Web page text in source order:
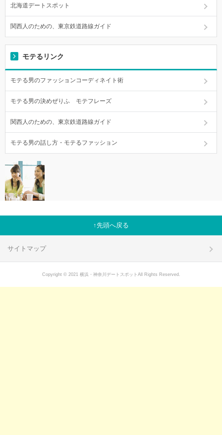
北海道デートスポット
関西人のための、東京鉄道路線ガイド
モテるリンク
モテる男のファッションコーディネイト術
モテる男の決めぜりふ モテフレーズ
関西人のための、東京鉄道路線ガイド
モテる男の話し方・モテるファッション
先頭へ戻る
サイトマップ
Copyright © 2021 横浜・神奈川デートスポットAll Rights Reserved.